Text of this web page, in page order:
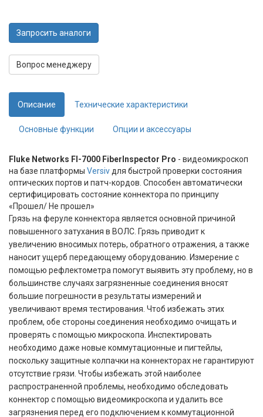
Запросить аналоги
Вопрос менеджеру
Описание Технические характеристики
Основные функции Опции и аксессуары
Fluke Networks FI-7000 FiberInspector Pro - видеомикроскоп
на базе платформы Versivдля быстрой проверки состояния
оптических портов и патч-кордов. Способен автоматически
сертифицировать состояние коннектора по принципу
«Прошел/ Не прошел»
Грязь на феруле коннектора является основной причиной
повышенного затухания в ВОЛС. Грязь приводит к
увеличению вносимых потерь, обратного отражения, а также
наносит ущерб передающему оборудованию. Измерение с
помощью рефлектометра помогут выявить эту проблему, но в
большинстве случаях загрязненные соединения вносят
большие погрешности в результаты измерений и
увеличивают время тестирования. Чтоб избежать этих
проблем, обе стороны соединения необходимо очищать и
проверять с помощью микроскопа. Инспектировать
необходимо даже новые коммутационные и пигтейлы,
поскольку защитные колпачки на коннекторах не гарантируют
отсутствие грязи. Чтобы избежать этой наиболее
распространенной проблемы, необходимо обследовать
коннектор с помощью видеомикроскопа и удалить все
загрязнения перед его подключением к коммутационной